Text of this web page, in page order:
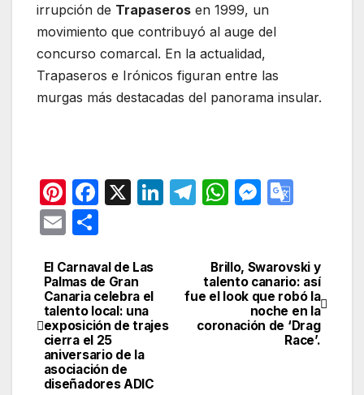
irrupción de Trapaseros en 1999, un
movimiento que contribuyó al auge del
concurso comarcal. En la actualidad,
Trapaseros e Irónicos figuran entre las
murgas más destacadas del panorama insular.
Pi
nt
er
e
st
F
e
b
o
o
k
X
Li
dI
n
T
gr
a
m
W
s
A
p
M
s
e
n
gl
e
Tr
a
E
ail m
p
ar
tir
Navegación
de
entradas
Brillo, Swarovski y
talento canario: así
fue el look que robó la
noche en la
coronación de ‘Drag
Race’.
El Carnaval de Las
Palmas de Gran
Canaria celebra el
talento local: una
exposición de trajes
cierra el 25
aniversario de la
asociación de
diseñadores ADIC